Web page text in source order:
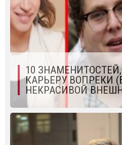
10
КАРЬЕРУ ВОПРЕКИ
НЕКРАСИВОЙ